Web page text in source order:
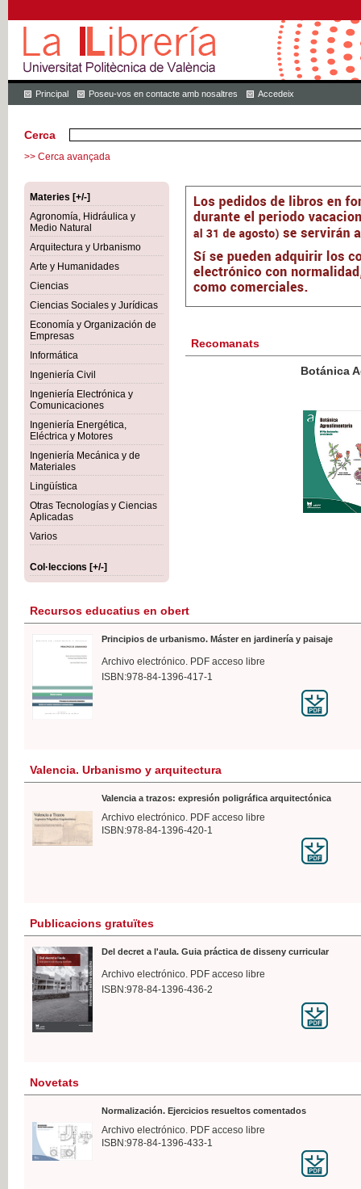
Principal Poseu-vos en contacte amb nosaltres Accedeix
Cerca
>> Cerca avançada
Materies [+/-]
Agronomía, Hidráulica y
Medio Natural
Arquitectura y Urbanismo
Arte y Humanidades
Ciencias
Ciencias Sociales y Jurídicas
Economía y Organización de
Empresas
Informática
Ingeniería Civil
Ingeniería Electrónica y
Comunicaciones
Ingeniería Energética,
Eléctrica y Motores
Ingeniería Mecánica y de
Materiales
Lingüística
Otras Tecnologías y Ciencias
Aplicadas
Varios
Col·leccions [+/-]
Recomanats
Botánica Agroalimentaria
IVA
Recursos educatius en obert
Principios de urbanismo. Máster en jardinería y paisaje
Archivo electrónico. PDF acceso libre
ISBN:978-84-1396-417-1
Valencia. Urbanismo y arquitectura
Valencia a trazos: expresión poligráfica arquitectónica
Archivo electrónico. PDF acceso libre
ISBN:978-84-1396-420-1
Publicacions gratuïtes
Del decret a l'aula. Guia práctica de disseny curricular
Archivo electrónico. PDF acceso libre
ISBN:978-84-1396-436-2
Novetats
Normalización. Ejercicios resueltos comentados
Archivo electrónico. PDF acceso libre
ISBN:978-84-1396-433-1